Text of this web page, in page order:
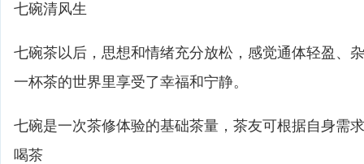
七碗清风生
七碗茶以后，思想和情绪充分放松，感觉通体轻盈、
一杯茶的世界里享受了幸福和宁静。
七碗是一次茶修体验的基础茶量，茶友可根据自身需
喝茶